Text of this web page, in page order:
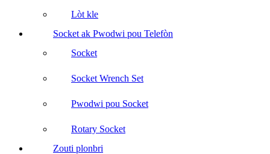
Lòt kle
Socket ak Pwodwi pou Telefòn
Socket
Socket Wrench Set
Pwodwi pou Socket
Rotary Socket
Zouti plonbri